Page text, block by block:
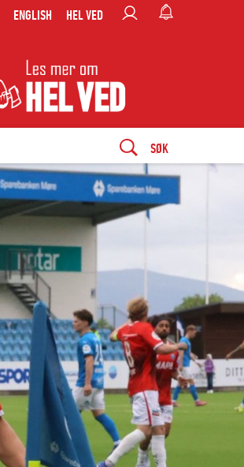
ENGLISH HEL VED
SØK